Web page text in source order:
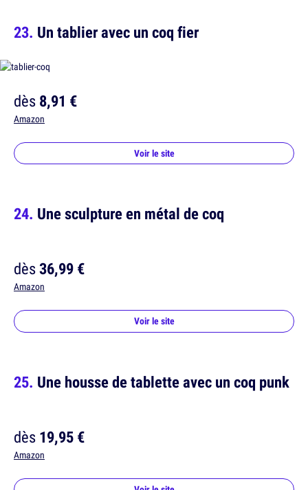
Un tablier avec un coq fier
dès8,91 €
Amazon
Voir le site
Une sculpture en métal de coq
dès36,99 €
Amazon
Voir le site
Une housse de tablette avec un coq punk
dès19,95 €
Amazon